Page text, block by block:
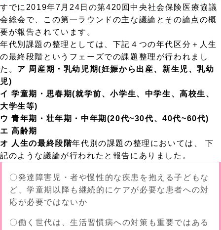
すでに2019年7月24日の第420回中央社会保険医療協議
会総会で、この第一ラウンドの主な議論とその論点の概
要が報告されています。
年代別課題の整理としては、下記４つの年代区分＋人生
の最終段階というフェーズでの課題整理が行われまし
た。 ア 周産期・乳幼児期(妊娠から出産、新生児、乳幼
児)
イ 学童期・思春期(就学前、小学生、中学生、高校生、
大学生等)
ウ 青年期・壮年期・中年期(20代~30代、40代~60代)
エ 高齢期
オ 人生の最終段階年代別の課題の整理においては、 下
記のような議論が行われたと報告にありました。
〇発達障害児・者や慢性的な疾患を抱える子どもな
ど、学童期以降も継続的にケアが必要な患者への対
応が必要ではないか
〇働く世代は、生活習慣病への対策も重要ではある